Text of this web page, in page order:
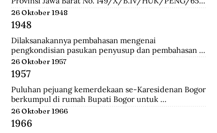
pasukan Belanda yang disusupkan pada pasukan
Inggris yang mendarat di Surabaya. 3. Pasukan Inggris
hanya dibolehkan berada pada radius 800 meter dari
pelabuhan. 4. Untuk memperlancar komunikasi
antara pihak Inggris dengan Republik dalam
keseharian, maka dibentuk Biro Kontak
beranggotakan perwakilan dari kedua belah pihak.
Mashudi memberhentikan sementara waktu delapan
anggota PKI yang duduk dalam DPRD-GR. Mereka
adalah Suharna Affandi, Abbas Usman, Akhmad
Suganda, Enok Rokhayati, Mustofa, Cece Suryadi,
Sukra Prawira Sentana, dan Suhlan Sujana.
26 Oktober 1948
1948
Dilaksanakannya pembahasan mengenai
pengkondisian pasukan penyusup dan pembahasan
taktik untuk melawan pasukan Negara Pasundan dan
DI/TII.
26 Oktober 1957
1957
Puluhan pejuang kemerdekaan se-Karesidenan Bogor
berkumpul di rumah Bupati Bogor untuk
menyepakati gedung di Jalan Cikeumeuh sebagai
Museum Perjoangan.
26 Oktober 1966
1966